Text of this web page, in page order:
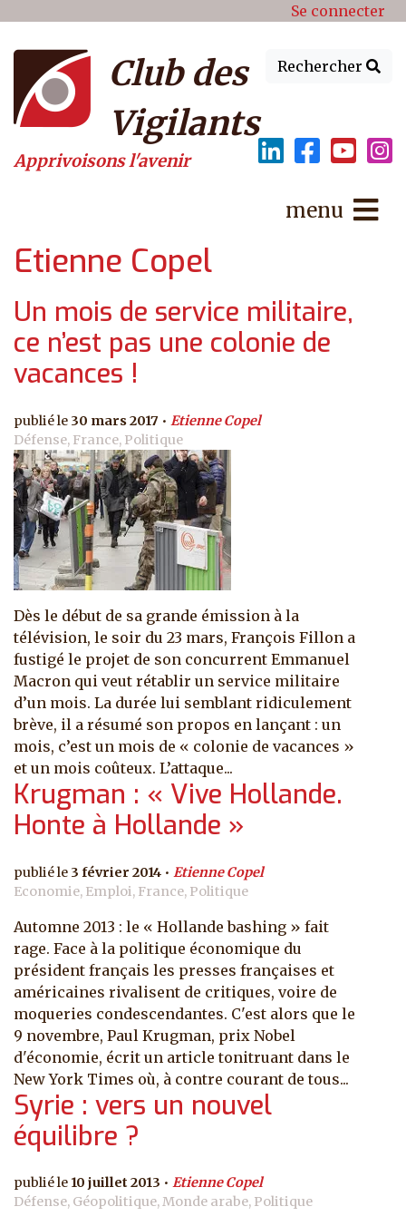
Menu du compte de Se connecter
Rechercher
Club des
Vigilants
Apprivoisons l'avenir
menu
Etienne Copel
Un mois de service militaire,
ce n’est pas une colonie de
vacances !
30 mars 2017
Etienne Copel
Défense, France, Politique
Dès le début de sa grande émission à la
télévision, le soir du 23 mars, François Fillon a
fustigé le projet de son concurrent Emmanuel
Macron qui veut rétablir un service militaire
d’un mois. La durée lui semblant ridiculement
brève, il a résumé son propos en lançant : un
mois, c’est un mois de « colonie de vacances »
et un mois coûteux. L’attaque...
Krugman : « Vive Hollande.
Honte à Hollande »
3 février 2014
Etienne Copel
Economie, Emploi, France, Politique
Automne 2013 : le « Hollande bashing » fait
rage. Face à la politique économique du
président français les presses françaises et
américaines rivalisent de critiques, voire de
moqueries condescendantes. C'est alors que le
9 novembre, Paul Krugman, prix Nobel
d'économie, écrit un article tonitruant dans le
New York Times où, à contre courant de tous...
Syrie : vers un nouvel
équilibre ?
10 juillet 2013
Etienne Copel
Défense, Géopolitique, Monde arabe, Politique